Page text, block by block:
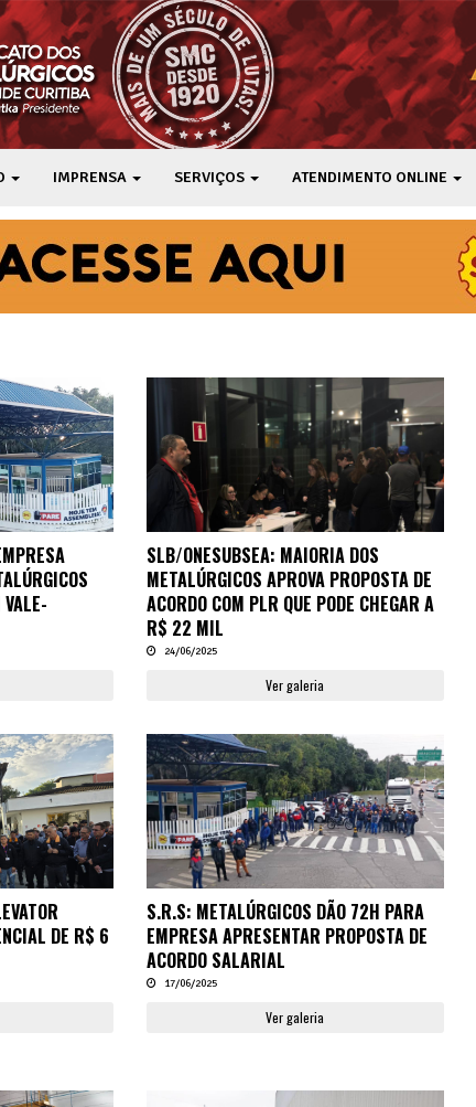
IMPRENSA SERVIÇOS ATENDIMENTO ONLINE
SLB/ONESUBSEA: MAIORIA DOS
METALÚRGICOS APROVA PROPOSTA DE
ACORDO COM PLR QUE PODE CHEGAR A
R$ 22 MIL
24/06/2025
Ver galeria
DE R$ 6
S.R.S: METALÚRGICOS DÃO 72H PARA
EMPRESA APRESENTAR PROPOSTA DE
ACORDO SALARIAL
17/06/2025
Ver galeria